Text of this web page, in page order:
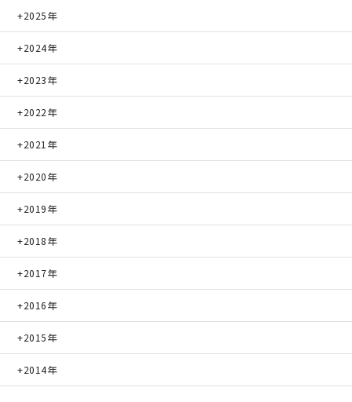
2025年
2024年
2023年
2022年
2021年
2020年
2019年
2018年
2017年
2016年
2015年
2014年